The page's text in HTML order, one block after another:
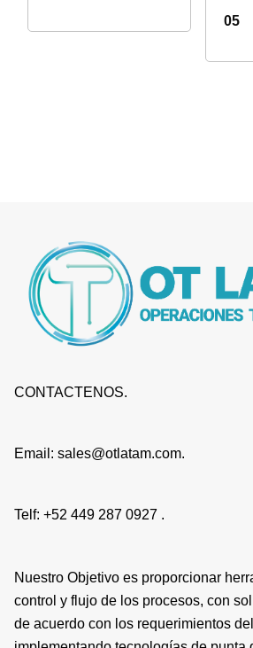
05
CONTACTENOS.
Email: sales@otlatam.com.
Telf: +52 449 287 0927 .
Nuestro Objetivo es proporcionar
control y flujo de los procesos, con
de acuerdo con los requerimientos